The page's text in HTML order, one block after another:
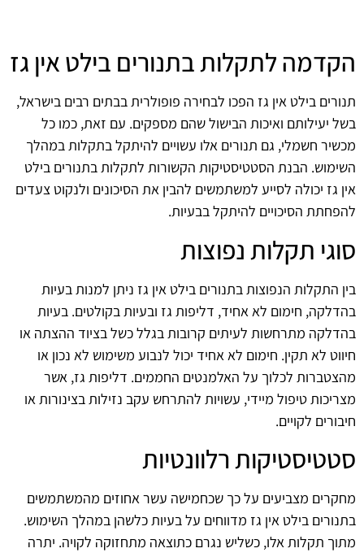
הקדמה לתקלות בתנורים בילט אין גז
תנורים בילט אין גז הפכו לבחירה פופולרית בבתים רבים בישראל,
בשל יעילותם ואיכות הבישול שהם מספקים. עם זאת, כמו כל
מכשיר חשמלי, גם תנורים אלו עשויים להיתקל בתקלות במהלך
השימוש. הבנת הסטטיסטיקות הקשורות לתקלות בתנורים בילט
אין גז יכולה לסייע למשתמשים להבין את הסיכונים ולנקוט צעדים
להפחתת הסיכויים להיתקל בבעיות.
סוגי תקלות נפוצות
בין התקלות הנפוצות בתנורים בילט אין גז ניתן למנות בעיות
בהדלקה, חימום לא אחיד, דליפות גז ובעיות בקולטים. בעיות
בהדלקה מתרחשות לעיתים קרובות בגלל כשל בציוד ההצתה או
חיווט לא תקין. חימום לא אחיד יכול לנבוע משימוש לא נכון או
מהצטברות לכלוך על האלמנטים החממים. דליפות גז, אשר
מצריכות טיפול מיידי, עשויות להתרחש עקב נזילות בצינורות או
חיבורים לקויים.
סטטיסטיקות רלוונטיות
מחקרים מצביעים על כך שכחמישה עשר אחוזים מהמשתמשים
בתנורים בילט אין גז מדווחים על בעיות כלשהן במהלך השימוש.
מתוך תקלות אלו, כשליש נגרם כתוצאה מתחזוקה לקויה. יתרה